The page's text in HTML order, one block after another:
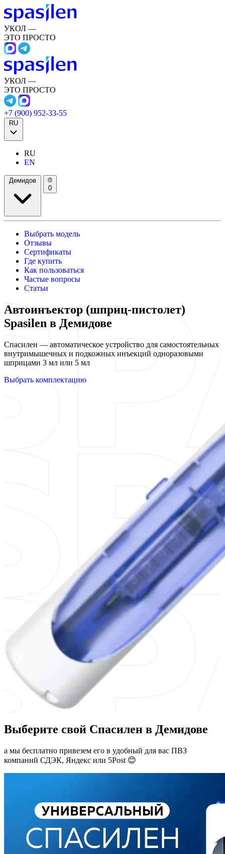
УКОЛ —
ЭТО ПРОСТО
УКОЛ —
ЭТО ПРОСТО
+7 (900) 952-33-55
RU
RU
EN
Демидов
0
Выбрать модель
Отзывы
Сертификаты
Где купить
Как пользоваться
Частые вопросы
Статьи
Автоинъектор (шприц-пистолет)
Spasilen в Демидове
Спасилен — автоматическое устройство для самостоятельных
внутримышечных и подкожных инъекций одноразовыми
шприцами 3 мл или 5 мл
Выбрать комплектацию
Выберите свой Спасилен в Демидове
а мы бесплатно привезем его в удобный для вас ПВЗ
компаний СДЭК, Яндекс или 5Post 😊